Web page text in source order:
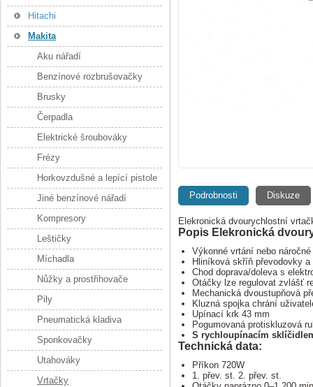
Podrobnosti Diskuze
Elekronická dvourychlostní
Popis Elekronická
Výkonné vrtání nebo
Hliníková skříň převodovky
Chod doprava/doleva s
Otáčky lze regulovat zvlášť
Mechanická dvoustupňová
Kluzná spojka chrání
Upínací krk 43 mm
Pogumovaná protiskluzová
S rychloupínacím
Technická data:
Příkon 720W
1. přev. st. 2. přev. st.
Hitachi
Makita
Aku nářadí
Benzínové rozbrušovačky
Brusky
Čerpadla
Elektrické šroubováky
Frézy
Horkovzdušné a lepící pistole
Jiné benzínové nářadí
Kompresory
Leštičky
Míchadla
Nůžky a prostřihovače
Pily
Pneumatická kladiva
Sponkovačky
Utahováky
Vrtačky